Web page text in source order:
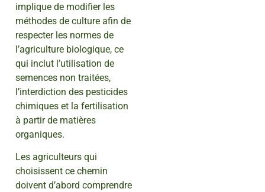
implique de modifier les
méthodes de culture afin de
respecter les normes de
l’agriculture biologique, ce
qui inclut l’utilisation de
semences non traitées,
l’interdiction des pesticides
chimiques et la fertilisation
à partir de matières
organiques.
Les agriculteurs qui
choisissent ce chemin
doivent d’abord comprendre